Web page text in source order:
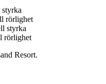
rörlighet
styrka
rörlighet
Resort.